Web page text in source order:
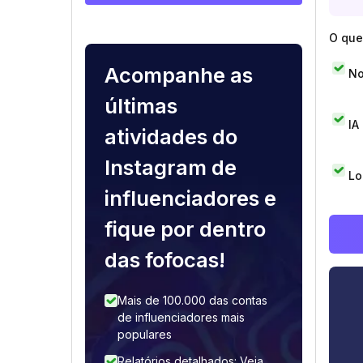
Acompanhe as
últimas
atividades do
Instagram de
influenciadores e
fique por dentro
das fofocas!
Mais de 100.000 das contas
de influenciadores mais
populares
O